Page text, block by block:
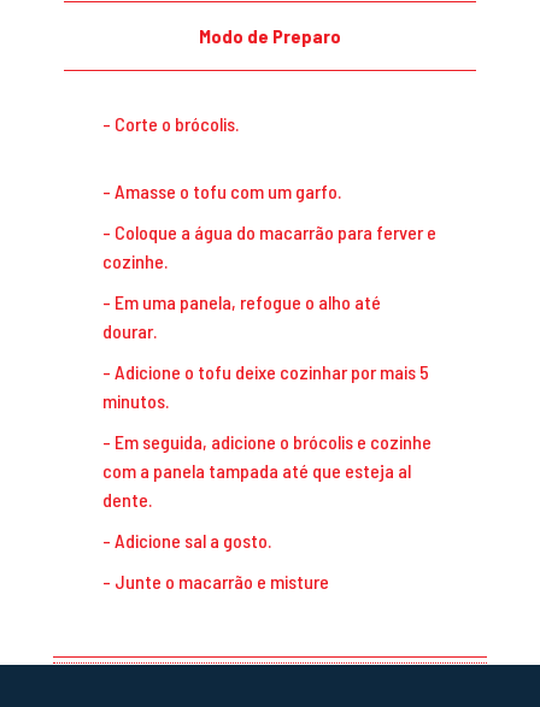
Modo de Preparo
Corte o brócolis.
Amasse o tofu com um garfo.
Coloque a água do macarrão para ferver e
cozinhe.
Em uma panela, refogue o alho até
dourar.
Adicione o tofu deixe cozinhar por mais 5
minutos.
Em seguida, adicione o brócolis e cozinhe
com a panela tampada até que esteja al
dente.
Adicione sal a gosto.
Junte o macarrão e misture